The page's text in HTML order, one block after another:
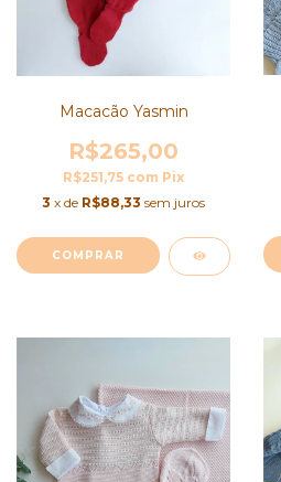
Macacão Yasmin
R$265,00
R$251,75 com Pix
3 x de R$88,33 sem juros
COMPRAR